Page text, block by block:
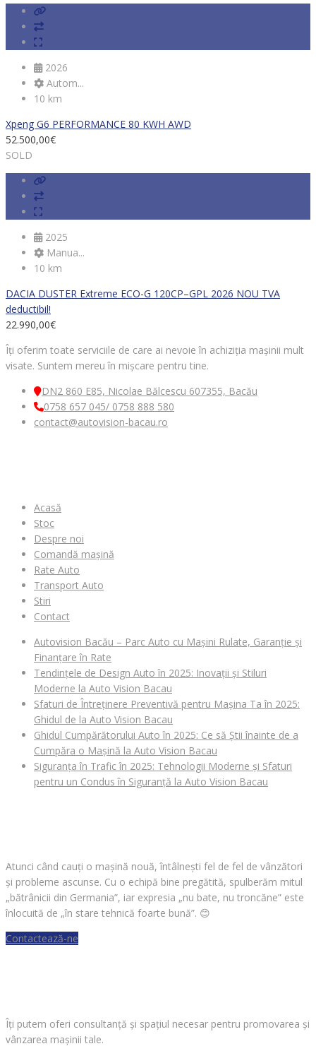
2026
Autom...
10 km
Xpeng G6 PERFORMANCE 80 KWH AWD
52.500,00€
SOLD
2025
Manua...
10 km
DACIA DUSTER Extreme ECO-G 120CP–GPL 2026 NOU TVA
deductibil!
22.990,00€
Îți oferim toate serviciile de care ai nevoie în achiziția mașinii mult
visate. Suntem mereu în mișcare pentru tine.
DN2 860 E85, Nicolae Bălcescu 607355, Bacău
0758 657 045/ 0758 888 580
contact@autovision-bacau.ro
Acasă
Stoc
Despre noi
Comandă mașină
Rate Auto
Transport Auto
Stiri
Contact
Autovision Bacău – Parc Auto cu Mașini Rulate, Garanție și
Finanțare în Rate
Tendințele de Design Auto în 2025: Inovații și Stiluri
Moderne la Auto Vision Bacau
Sfaturi de Întreținere Preventivă pentru Mașina Ta în 2025:
Ghidul de la Auto Vision Bacau
Ghidul Cumpărătorului Auto în 2025: Ce să Știi înainte de a
Cumpăra o Mașină la Auto Vision Bacau
Siguranța în Trafic în 2025: Tehnologii Moderne și Sfaturi
pentru un Condus în Siguranță la Auto Vision Bacau
Atunci când cauți o mașină nouă, întâlnești fel de fel de vânzători
și probleme ascunse. Cu o echipă bine pregătită, spulberăm mitul
„bătrânicii din Germania”, iar expresia „nu bate, nu troncăne” este
înlocuită de „în stare tehnică foarte bună”. 😊
Contactează-ne
Îți putem oferi consultanță și spațiul necesar pentru promovarea și
vânzarea mașinii tale.